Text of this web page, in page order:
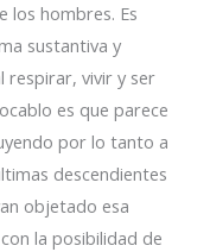
los hombres. Es
sustantiva y
respirar, vivir y ser
es que parece
por lo tanto a
descendientes
objetado esa
la posibilidad de